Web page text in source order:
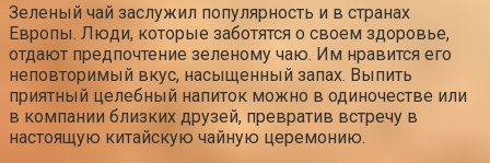
Зеленый чай заслужил популярность и в странах
Европы. Люди, которые заботятся о своем здоровье,
отдают предпочтение зеленому чаю. Им нравится его
неповторимый вкус, насыщенный запах. Выпить
приятный целебный напиток можно в одиночестве или
в компании близких друзей, превратив встречу в
настоящую китайскую чайную церемонию.